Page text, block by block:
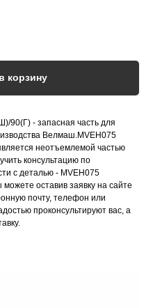
корзину
90(Г) - запасная часть для
Велмаш.MVEH075
неотъемлемой частью
консультацию по
с деталью - MVEH075
оставив заявку на сайте
почту, телефон или
проконсультируют вас, а